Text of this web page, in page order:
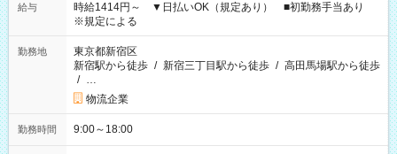
給与
時給1414円～ ▼日払いOK（規定あり） ■初勤務手当あり
※規定による
勤務地
東京都新宿区
新宿駅から徒歩 / 新宿三丁目駅から徒歩 / 高田馬場駅から徒歩
/ …
物流企業
勤務時間 9:00～18:00